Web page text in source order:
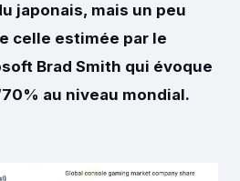
japonais, mais un peu
celle estimée par le
Brad Smith qui évoque
au niveau mondial.